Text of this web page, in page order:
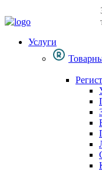
Услуги